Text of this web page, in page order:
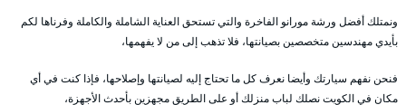
ونمتلك أفضل ورشة مورانو الفاخرة والتي تستحق العناية الشاملة والكاملة وفرناها لكم
بأيدي مهندسين متخصصين بصيانتها، فلا تذهب إلى من لا يفهمها،
فنحن نفهم سيارتك وأيضا نعرف كل ما تحتاج إليه لصيانتها وإصلاحها، فإذا كنت في أي
مكان في الكويت نصلك لباب منزلك أو على الطريق مجهزين بأحدث الأجهزة،